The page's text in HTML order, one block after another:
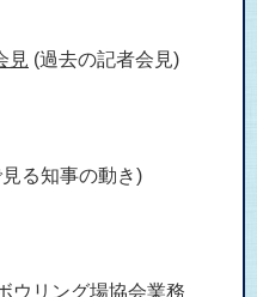
見 (過去の記者会見)
る知事の動き)
ウリング場協会業務